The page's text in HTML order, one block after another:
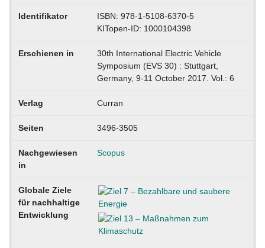
Identifikator
ISBN: 978-1-5108-6370-5
KITopen-ID: 1000104398
Erschienen in
30th International Electric Vehicle
Symposium (EVS 30) : Stuttgart,
Germany, 9-11 October 2017. Vol.: 6
Verlag Curran
Seiten 3496-3505
Nachgewiesen
in
Scopus
Globale Ziele
für nachhaltige
Entwicklung